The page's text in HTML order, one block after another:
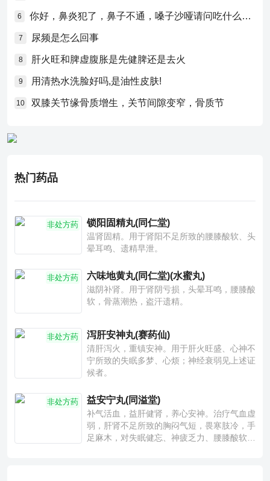
6 你好，鼻炎犯了，鼻子不通，嗓子沙哑请问吃什么药比较好？
7 尿频是怎么回事
8 肝火旺和脾虚腹胀是先健脾还是去火
9 用清热水洗脸好吗,是油性皮肤!
10 双膝关节缘骨质增生，关节间隙变窄，骨质节
热门药品
非处方药 锁阳固精丸(同仁堂)
温肾固精。用于肾阳不足所致的腰膝酸软、头
晕耳鸣、遗精早泄。
非处方药 六味地黄丸(同仁堂)(水蜜丸)
滋阴补肾。用于肾阴亏损，头晕耳鸣，腰膝酸
软，骨蒸潮热，盗汗遗精。
非处方药 泻肝安神丸(赛药仙)
清肝泻火，重镇安神。用于肝火旺盛、心神不
宁所致的失眠多梦、心烦；神经衰弱见上述证
候者。
非处方药 益安宁丸(同溢堂)
补气活血，益肝健肾，养心安神。治疗气血虚
弱，肝肾不足所致的胸闷气短，畏寒肢冷，手
足麻木，对失眠健忘、神疲乏力、腰膝酸软也